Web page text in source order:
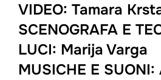
VIDEO: Tamara
SCENOGRAFA E
LUCI: Marija Varga
MUSICHE E